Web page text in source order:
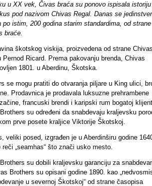
u XX vek, Čivas braća su ponovo ispisala istoriju
pod nazivom Chivas Regal. Danas se
po istim, 200 godina starim standardima, od strane
braće.
škotskog viskija, proizvedena od strane
Ricard. Prema pakovanju brenda, Chivas
1801. u Aberdinu, Škotska.
se mogu pratiti do otvaranja piljare u King ulici,
Prodavnica je prodavala luksuzne prehrambene
francuski brendi i karipski rum bogatoj
su određeni da snabdevaju kraljevsku
prve posete kraljice Viktorije Škotskoj.
veliki posed, izgrađen je u Aberdinširu godine
„seamhas“ što znači usko mesto.
su dobili kraljevsku garanciju za
Brothers su opisani godine 1890. kao
u severnoj Škotskoj“ od strane časopisa